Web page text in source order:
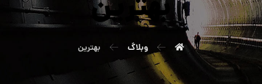
بهترین
وبلاگ بهترین